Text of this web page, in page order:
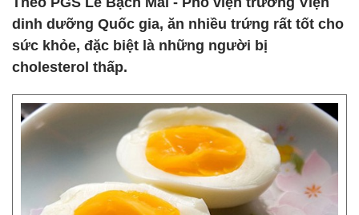
dinh dưỡng Quốc gia, ăn nhiều trứng rất tốt cho
sức khỏe, đặc biệt là những người bị
cholesterol thấp.